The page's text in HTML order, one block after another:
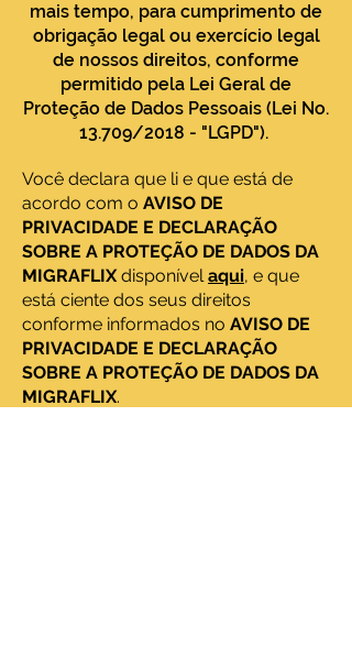
mais tempo, para cumprimento de
obrigação legal ou exercício legal
de nossos direitos, conforme
permitido pela Lei Geral de
Proteção de Dados Pessoais (Lei No.
13.709/2018 - "LGPD").
Você declara que li e que está de
acordo com o AVISO DE
PRIVACIDADE E DECLARAÇÃO
SOBRE A PROTEÇÃO DE DADOS DA
MIGRAFLIX disponívelaqui, e que
está ciente dos seus direitos
conforme informados no AVISO DE
PRIVACIDADE E DECLARAÇÃO
SOBRE A PROTEÇÃO DE DADOS DA
MIGRAFLIX.